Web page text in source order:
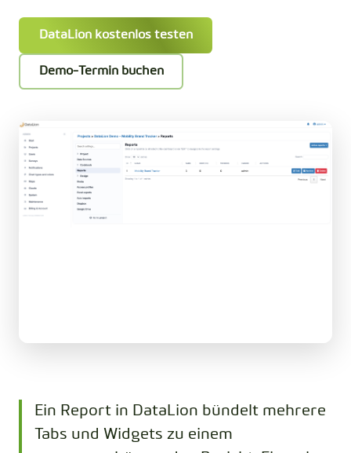
DataLion kostenlos testen
Demo-Termin buchen
Ein Report in DataLion bündelt mehrere
Tabs und Widgets zu einem